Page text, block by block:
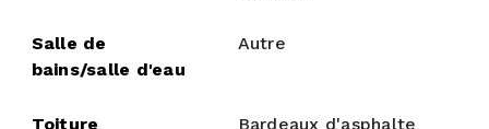
Salle de
bains/salle d'eau
Autre
Toiture Bardeaux d'asphalte